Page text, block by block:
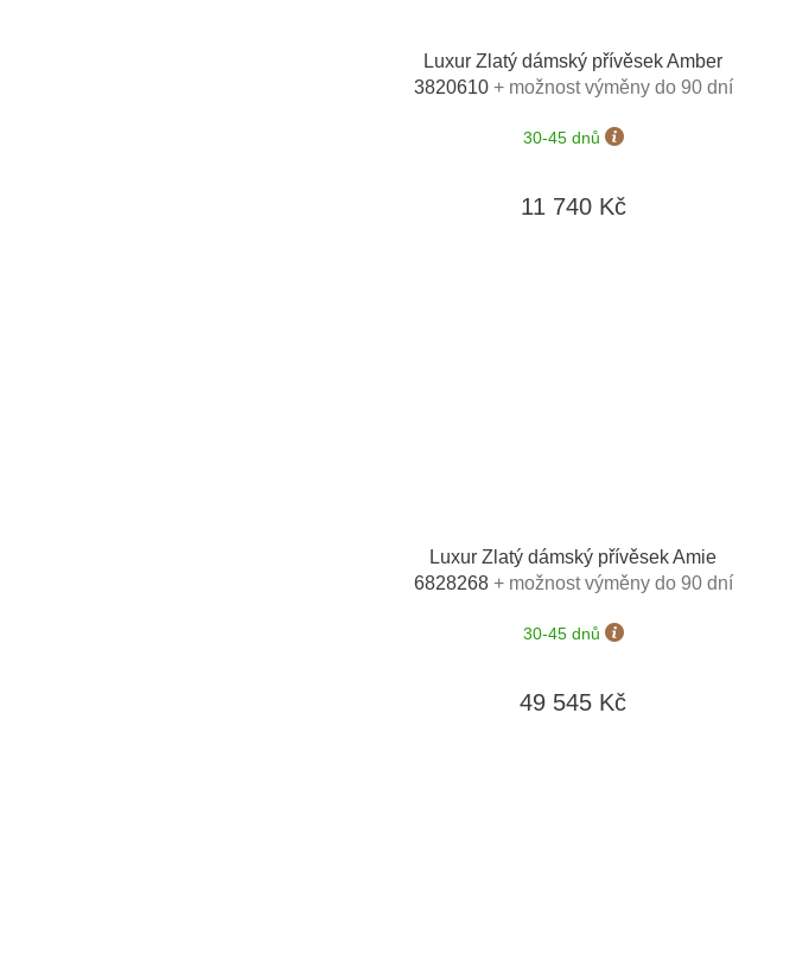
Luxur Zlatý dámský přívěsek Amber
3820610 + možnost výměny do 90 dní
30-45 dnů
11 740 Kč
Luxur Zlatý dámský přívěsek Amie
6828268 + možnost výměny do 90 dní
30-45 dnů
49 545 Kč